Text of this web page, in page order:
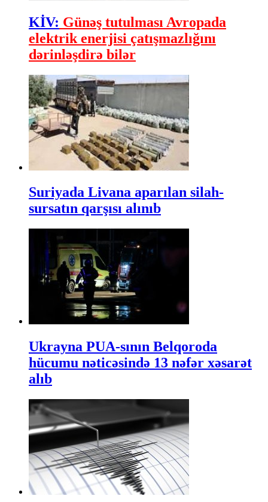
KİV: Günəş tutulması Avropada
elektrik enerjisi çatışmazlığını
dərinləşdirə bilər
Suriyada Livana aparılan silah-
sursatın qarşısı alınıb
Ukrayna PUA-sının Belqoroda
hücumu nəticəsində 13 nəfər xəsarət
alıb